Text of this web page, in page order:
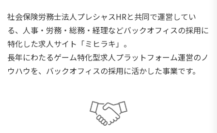
社会保険労務士法人プレシャスHRと共同で運営してい
る、人事・労務・総務・経理などバックオフィスの採用に
特化した求人サイト「ミヒラキ」。
長年にわたるゲーム特化型求人プラットフォーム運営のノ
ウハウを、バックオフィスの採用に活かした事業です。